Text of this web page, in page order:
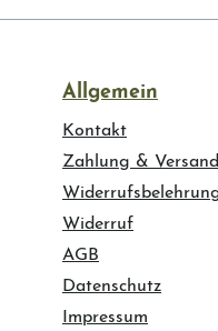
Allgemein
Kontakt
Zahlung & Versand
Widerruf
AGB
Datenschutz
Impressum